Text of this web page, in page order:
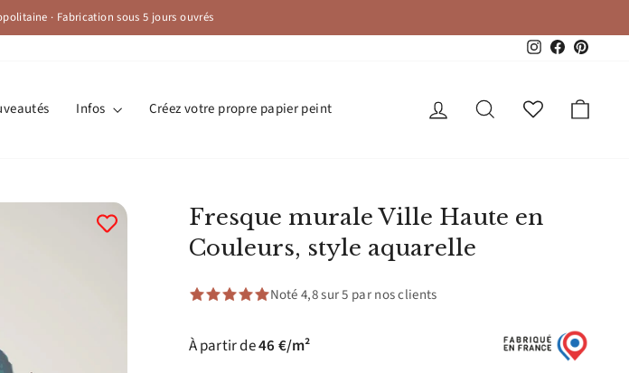
Diaporama
· Fabrication sous 5 jours ouvrés
Instagram
Facebook
Infos Créez votre propre papier peint Se connecterRechercher
Fresque murale Ville Haute en
Couleurs, style aquarelle
Noté 4,8 sur 5 par nos clients
À partir de46 €/m²